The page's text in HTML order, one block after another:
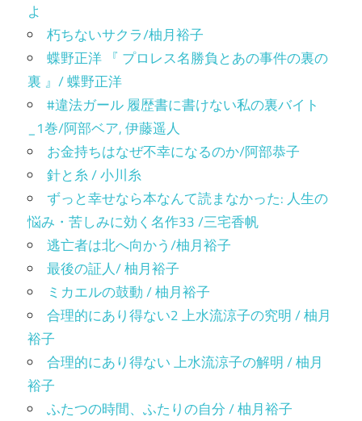
よ
朽ちないサクラ/柚月裕子
蝶野正洋 『 プロレス名勝負とあの事件の裏の
裏 』/ 蝶野正洋
#違法ガール 履歴書に書けない私の裏バイト
_1巻/阿部ベア, 伊藤遥人
お金持ちはなぜ不幸になるのか/阿部恭子
針と糸 / 小川糸
ずっと幸せなら本なんて読まなかった: 人生の
悩み・苦しみに効く名作33 /三宅香帆
逃亡者は北へ向かう/柚月裕子
最後の証人/ 柚月裕子
ミカエルの鼓動 / 柚月裕子
合理的にあり得ない2 上水流涼子の究明 / 柚月
裕子
合理的にあり得ない 上水流涼子の解明 / 柚月
裕子
ふたつの時間、ふたりの自分 / 柚月裕子